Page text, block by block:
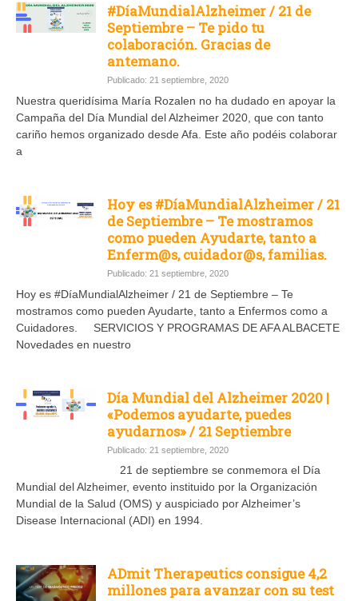
#DíaMundialAlzheimer / 21 de
Septiembre – Te pido tu
colaboración. Gracias de
antemano.
Publicado: 21 septiembre, 2020
Nuestra queridísima María Rozalen no ha dudado en apoyar la
Campaña del Día Mundial del Alzheimer 2020, que con tanto
cariño hemos organizado desde Afa. Este año podéis colaborar
a
Hoy es #DíaMundialAlzheimer / 21
de Septiembre – Te mostramos
como pueden Ayudarte, tanto a
Enferm@s, cuidador@s, familias.
Publicado: 21 septiembre, 2020
Hoy es #DíaMundialAlzheimer / 21 de Septiembre – Te
mostramos como pueden Ayudarte, tanto a Enfermos como a
Cuidadores. SERVICIOS Y PROGRAMAS DE AFA ALBACETE
Novedades en nuestro
Día Mundial del Alzheimer 2020 |
«Podemos ayudarte, puedes
ayudarnos» / 21 Septiembre
Publicado: 21 septiembre, 2020
21 de septiembre se conmemora el Día
Mundial del Alzheimer, evento instituido por la Organización
Mundial de la Salud (OMS) y auspiciado por Alzheimer’s
Disease Internacional (ADI) en 1994.
ADmit Therapeutics consigue 4,2
millones para avanzar con su test